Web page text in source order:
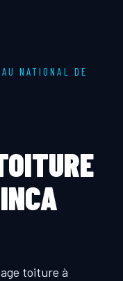
NATIONAL DE
toiture à